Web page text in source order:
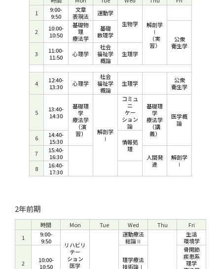
1
9:00-
9:50
文章
表現法
運動学
生物学
解剖学
Ⅰ
（実
習）
2
10:00-
10:50
基礎物
理
療法学
基礎
数理学
公衆
衛生学
3
11:00-
11:50
心理学
社会
福祉学
概論
生理学
4
12:40-
13:30
心理学
社会
福祉学
概論
生理学
公衆
衛生学
5
13:40-
14:30
基礎理
学
療法学
（演
習）
解剖学
Ⅰ
コミュ
ニ
ケー
ション
論
基礎理
学
療法学
（講
義）
医学概
論
6
14:40-
15:30
情報処
理
7
15:40-
16:30
人間発
達
解剖学
Ⅰ
8
16:40-
17:30
2年前期
時間 Mon Tue Wed Thu
Fri
1
9:00-
9:50
リハビリ
テー
ション
医学
運動療法
総論Ⅱ
生活
環境学
2
10:00-
10:50
理学療法
技術論Ⅰ
骨関節
疾患系
理学